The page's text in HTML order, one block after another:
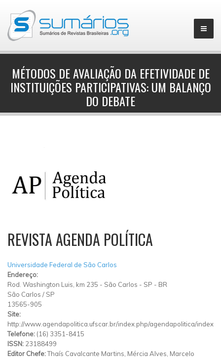
▼
MÉTODOS DE AVALIAÇÃO DA EFETIVIDADE DE
INSTITUIÇÕES PARTICIPATIVAS: UM BALANÇO
DO DEBATE
REVISTA AGENDA POLÍTICA
Universidade Federal de São Carlos
Endereço:
Rod. Washington Luis, km 235 - São Carlos - SP - BR
São Carlos / SP
13565-905
Site:
http://www.agendapolitica.ufscar.br/index.php/agendapolitica/index
Telefone: (16) 3351-8415
ISSN: 23188499
Editor Chefe:Thaís Cavalcante Martins, Mércia Alves, Marcelo